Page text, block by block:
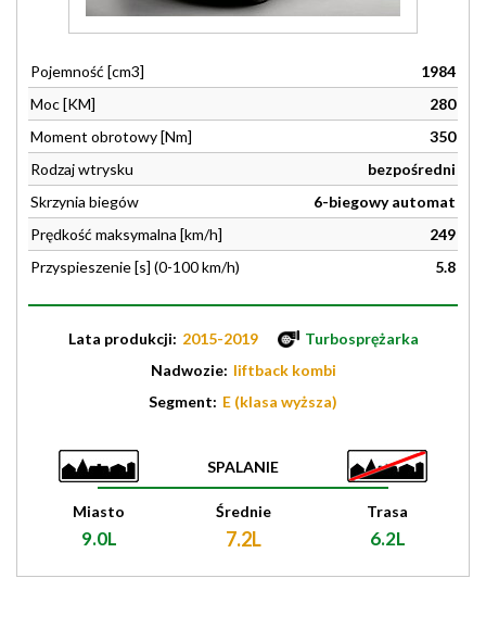
Pojemność [cm3]
1984
Moc [KM]
280
Moment obrotowy [Nm]
350
Rodzaj wtrysku
bezpośredni
Skrzynia biegów
6-biegowy automat
Prędkość maksymalna [km/h]
249
Przyspieszenie [s] (0-100 km/h)
5.8
Lata produkcji: 2015-2019
Turbosprężarka
Nadwozie: liftback kombi
Segment: E (klasa wyższa)
SPALANIE
Miasto
9.0L
Średnie
7.2L
Trasa
6.2L